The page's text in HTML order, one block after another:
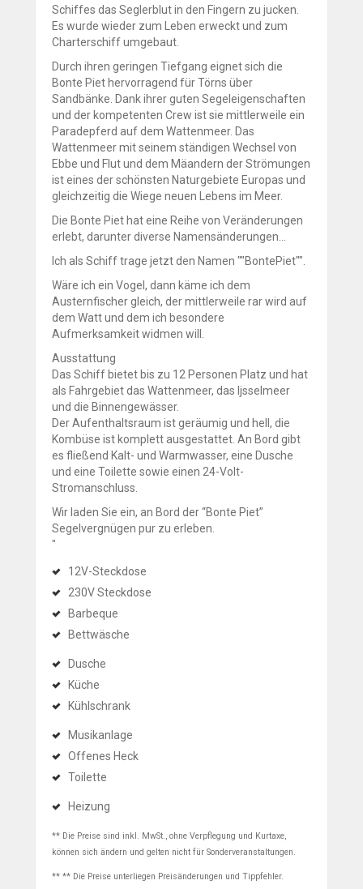
Schiffes das Seglerblut in den Fingern zu jucken.
Es wurde wieder zum Leben erweckt und zum
Charterschiff umgebaut.
Durch ihren geringen Tiefgang eignet sich die
Bonte Piet hervorragend für Törns über
Sandbänke. Dank ihrer guten Segeleigenschaften
und der kompetenten Crew ist sie mittlerweile ein
Paradepferd auf dem Wattenmeer. Das
Wattenmeer mit seinem ständigen Wechsel von
Ebbe und Flut und dem Mäandern der Strömungen
ist eines der schönsten Naturgebiete Europas und
gleichzeitig die Wiege neuen Lebens im Meer.
Die Bonte Piet hat eine Reihe von Veränderungen
erlebt, darunter diverse Namensänderungen...
Ich als Schiff trage jetzt den Namen ""BontePiet"".
Wäre ich ein Vogel, dann käme ich dem
Austernfischer gleich, der mittlerweile rar wird auf
dem Watt und dem ich besondere
Aufmerksamkeit widmen will.
Ausstattung
Das Schiff bietet bis zu 12 Personen Platz und hat
als Fahrgebiet das Wattenmeer, das Ijsselmeer
und die Binnengewässer.
Der Aufenthaltsraum ist geräumig und hell, die
Kombüse ist komplett ausgestattet. An Bord gibt
es fließend Kalt- und Warmwasser, eine Dusche
und eine Toilette sowie einen 24-Volt-
Stromanschluss.
Wir laden Sie ein, an Bord der “Bonte Piet”
Segelvergnügen pur zu erleben.
"
12V-Steckdose
230V Steckdose
Barbeque
Bettwäsche
Dusche
Küche
Kühlschrank
Musikanlage
Offenes Heck
Toilette
Heizung
** Die Preise sind inkl. MwSt., ohne Verpflegung und Kurtaxe,
können sich ändern und gelten nicht für Sonderveranstaltungen.
** ** Die Preise unterliegen Preisänderungen und Tippfehler.